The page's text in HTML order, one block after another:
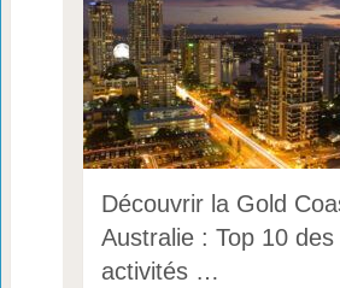
Découvrir la Gold
Australie : Top 10 des
activités …